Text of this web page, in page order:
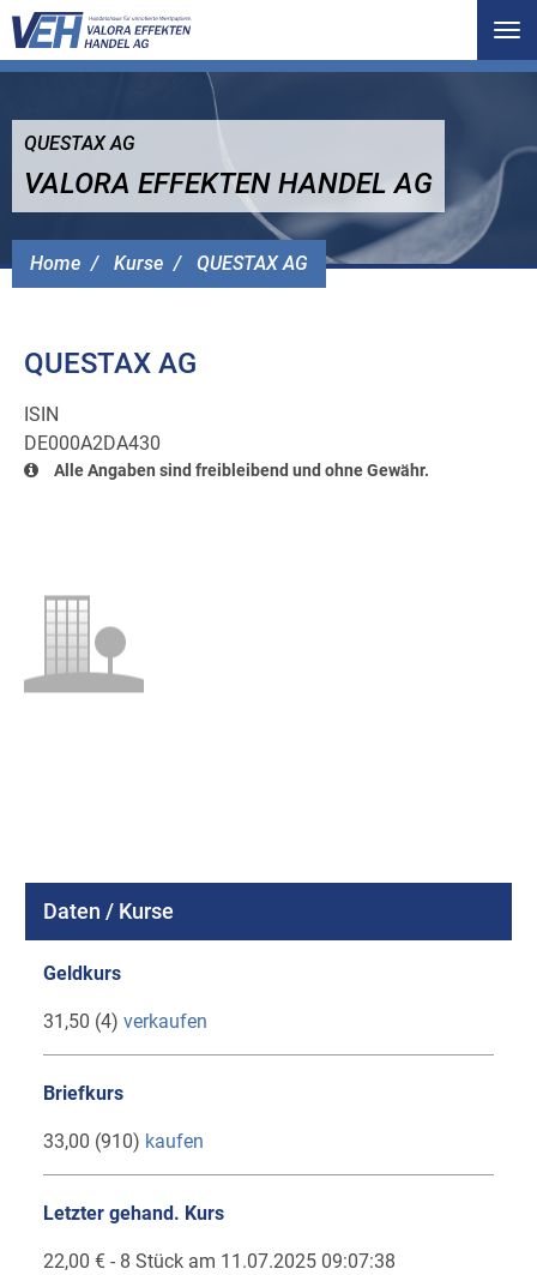
Home Kurse QUESTAX AG
QUESTAX AG
VALORA EFFEKTEN HANDEL AG
QUESTAX AG
ISIN
DE000A2DA430
Alle Angaben sind freibleibend und ohne Gewähr.
Daten / Kurse
Geldkurs
31,50 (4) verkaufen
Briefkurs
33,00 (910) kaufen
Letzter gehand. Kurs
22,00 € - 8 Stück am 11.07.2025 09:07:38